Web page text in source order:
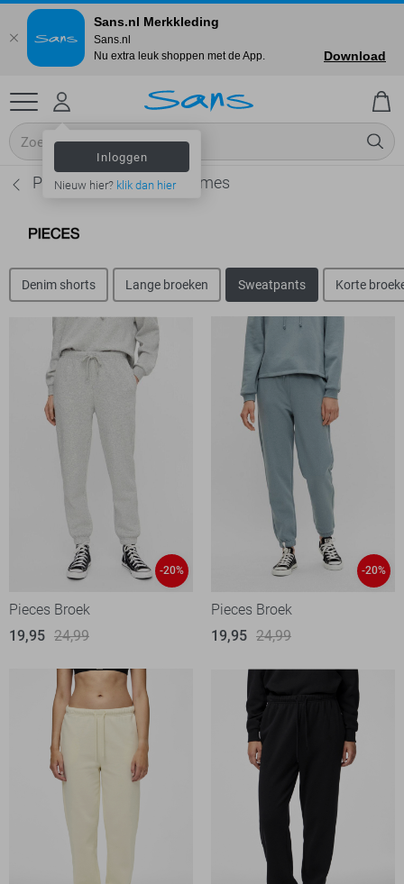
Inloggen
Nieuw hier? klik dan hier
Pieces Sweatpants - Dames
Denim shorts Lange broeken Sweatpants Korte
-20%
Pieces Broek
19,95 24,99
-20%
Pieces Broek
19,95 24,99
Sans.nl Merkkleding
Sans.nl
Nu extra leuk shoppen met de App.
Download